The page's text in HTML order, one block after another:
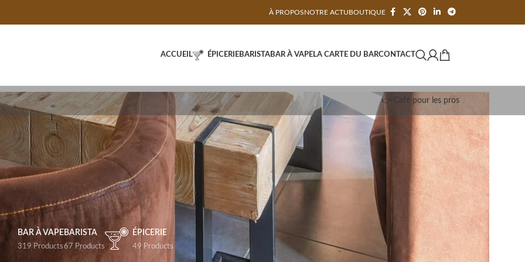
À PROPOSNOTRE ACTUBOUTIQUE
ACCUEIL ÉPICERIEBARISTABAR À VAPELA CARTE DU BARCONTACT
👉 Café pour les pros
BAR À VAPE
319 Products
BARISTA
67 Products
ÉPICERIE
49 Products